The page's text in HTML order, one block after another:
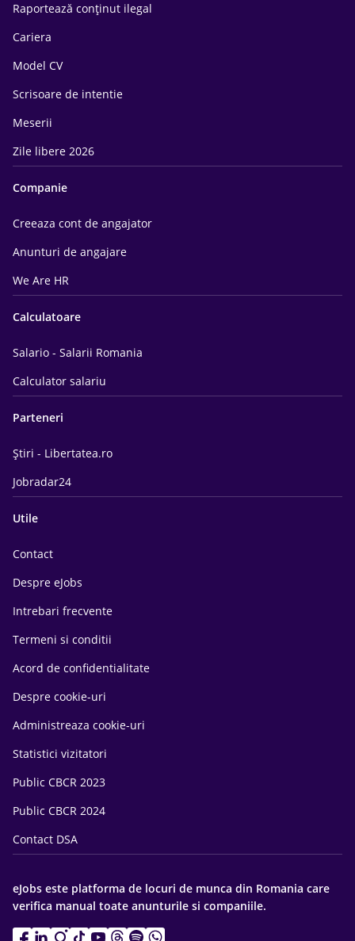
Raportează conținut ilegal
Cariera
Model CV
Scrisoare de intentie
Meserii
Zile libere 2026
Companie
Creeaza cont de angajator
Anunturi de angajare
We Are HR
Calculatoare
Salario - Salarii Romania
Calculator salariu
Parteneri
Știri - Libertatea.ro
Jobradar24
Utile
Contact
Despre eJobs
Intrebari frecvente
Termeni si conditii
Acord de confidentialitate
Despre cookie-uri
Administreaza cookie-uri
Statistici vizitatori
Public CBCR 2023
Public CBCR 2024
Contact DSA
eJobs este platforma de locuri de munca din Romania care
verifica manual toate anunturile si companiile.